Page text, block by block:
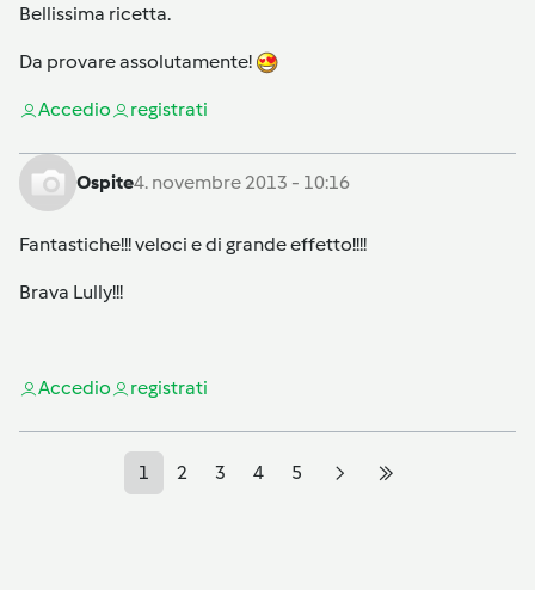
Bellissima ricetta.
Da provare assolutamente!
Accedio registrati
Ospite4. novembre 2013 - 10:16
Fantastiche!!! veloci e di grande effetto!!!!
Brava Lully!!!
Accedio registrati
1 2 3 4 5